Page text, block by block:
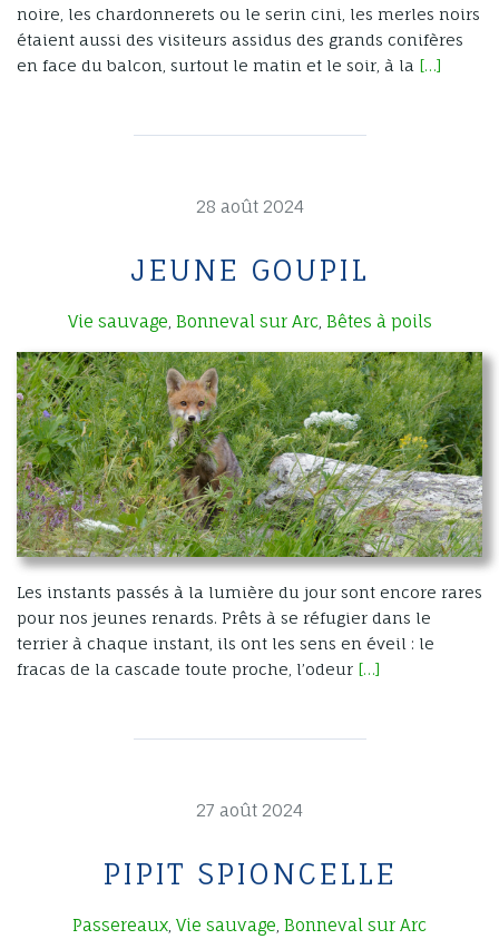
noire, les chardonnerets ou le serin cini, les merles noirs
étaient aussi des visiteurs assidus des grands conifères
en face du balcon, surtout le matin et le soir, à la […]
28 août 2024
JEUNE GOUPIL
Vie sauvage, Bonneval sur Arc, Bêtes à poils
Les instants passés à la lumière du jour sont encore rares
pour nos jeunes renards. Prêts à se réfugier dans le
terrier à chaque instant, ils ont les sens en éveil : le
fracas de la cascade toute proche, l’odeur […]
27 août 2024
PIPIT SPIONCELLE
Passereaux Vie sauvage Bonneval sur Arc